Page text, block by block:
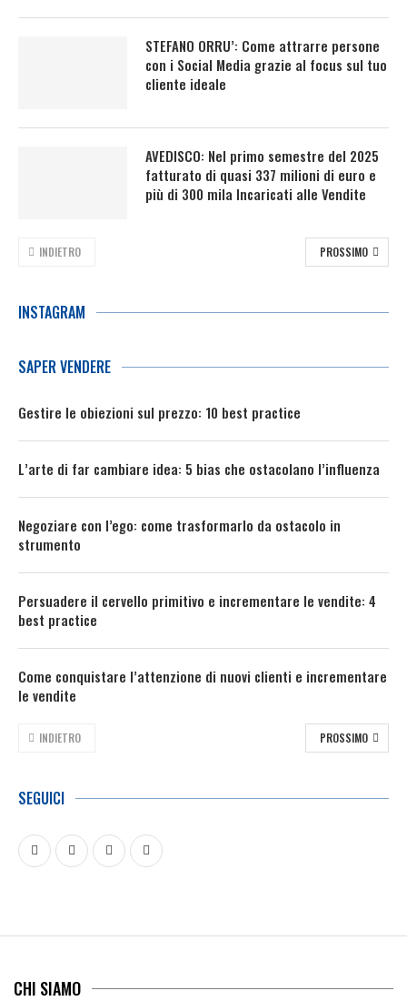
STEFANO ORRU’: Come attrarre persone
con i Social Media grazie al focus sul tuo
cliente ideale
AVEDISCO: Nel primo semestre del 2025
fatturato di quasi 337 milioni di euro e
più di 300 mila Incaricati alle Vendite
INDIETRO PROSSIMO
INSTAGRAM
SAPER VENDERE
Gestire le obiezioni sul prezzo: 10 best practice
L’arte di far cambiare idea: 5 bias che ostacolano l’influenza
Negoziare con l’ego: come trasformarlo da ostacolo in
strumento
Persuadere il cervello primitivo e incrementare le vendite: 4
best practice
Come conquistare l’attenzione di nuovi clienti e incrementare
le vendite
INDIETRO PROSSIMO
SEGUICI
CHI SIAMO